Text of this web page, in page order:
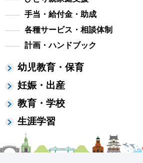
手当・給付金・助成
各種サービス・相談体制
計画・ハンドブック
幼児教育・保育
妊娠・出産
教育・学校
生涯学習